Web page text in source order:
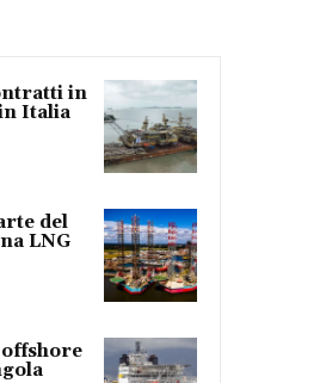
in
Italia
del
LNG